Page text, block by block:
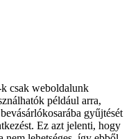
csak weboldalunk
például arra,
gyűjtését
Ez azt jelenti, hogy